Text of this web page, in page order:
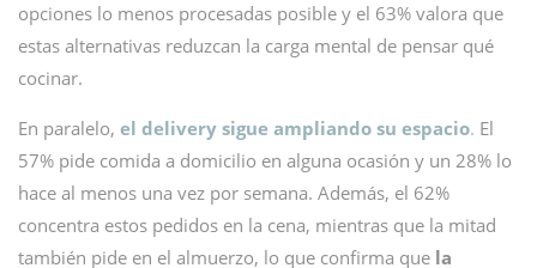
opciones lo menos procesadas posible y el 63% valora que
estas alternativas reduzcan la carga mental de pensar qué
cocinar.
En paralelo, el delivery sigue ampliando su espacio. El
57% pide comida a domicilio en alguna ocasión y un 28% lo
hace al menos una vez por semana. Además, el 62%
concentra estos pedidos en la cena, mientras que la mitad
también pide en el almuerzo, lo que confirma que la